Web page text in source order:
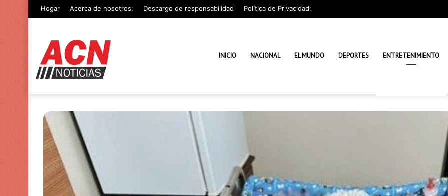
Hogar Acerca de nosotros: Descargo de responsabilidad Política de Privacidad:
INICIO NACIONAL EL MUNDO DEPORTES ENTRETENIMIENTO